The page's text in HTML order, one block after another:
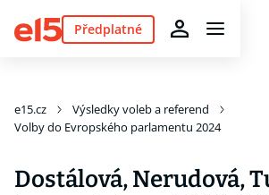
Předplatné
e15.cz
Výsledky voleb a referend
Volby do Evropského parlamentu 2024
Dostálová, Nerudová,